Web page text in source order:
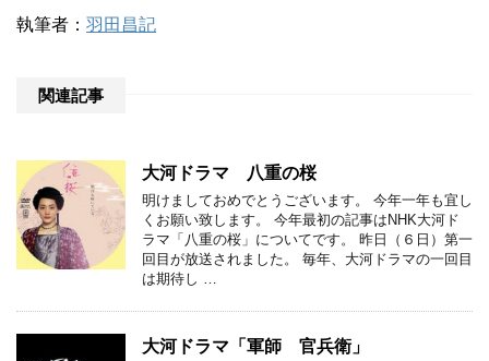
執筆者： 羽田昌記
関連記事
大河ドラマ 八重の桜
明けましておめでとうございます。 今年一年も宜し
くお願い致します。 今年最初の記事はNHK大河ド
ラマ「八重の桜」についてです。 昨日（６日）第一
回目が放送されました。 毎年、大河ドラマの一回目
は期待し …
大河ドラマ「軍師 官兵衛」